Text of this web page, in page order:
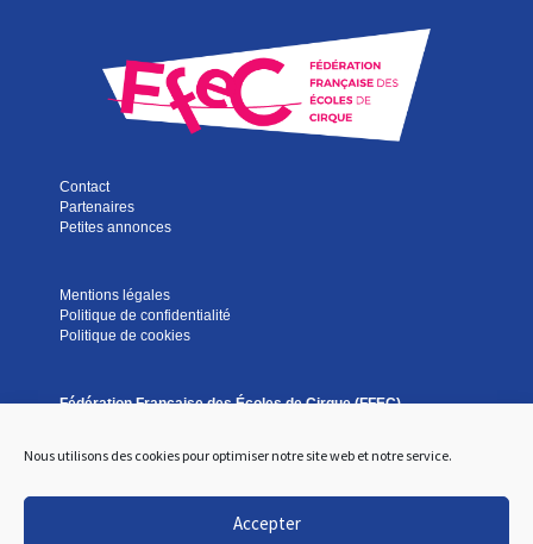
Nous utilisons des cookies pour optimiser notre site web et notre service.
Accepter
Contact
Partenaires
Petites annonces
Mentions légales
Politique de confidentialité
Politique de cookies
Fédération Française des Écoles de Cirque (FFEC)
Tél. :+33(0)1 41 58 22 30